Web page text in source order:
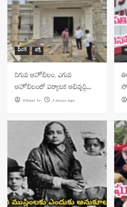
ఫీచర్ భక్తి
దిగువ అహోబిలం, ఎగువ
అహోబిలంలో పర్యాటక అభివృద్ధి…
9Staar Tv 2 hours ago